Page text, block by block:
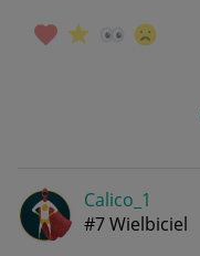
Calico_1
#7 Wielbiciel